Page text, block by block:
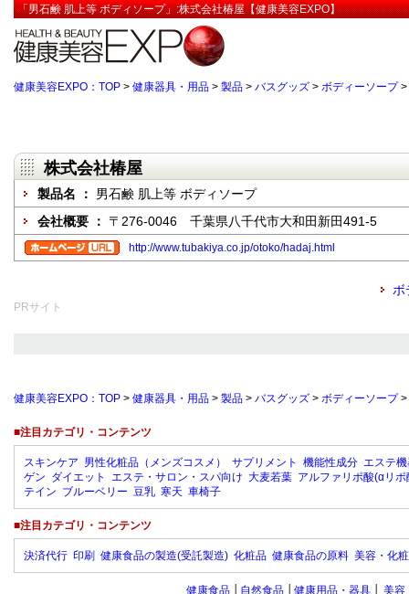
「男石鹸 肌上等 ボディソープ」:株式会社椿屋【健康美容EXPO】
健康美容EXPO：TOP > 健康器具・用品 > 製品 > バスグッズ > ボディーソープ>
株式会社椿屋
製品名 ： 男石鹸 肌上等 ボディソープ
会社概要 ： 〒276-0046 千葉県八千代市大和田新田491-5
http://www.tubakiya.co.jp/otoko/hadaj.html
ボ
PRサイト
健康美容EXPO：TOP > 健康器具・用品 > 製品 > バスグッズ > ボディーソープ>
■注目カテゴリ・コンテンツ
スキンケア 男性化粧品（メンズコスメ） サプリメント 機能性成分 エステ
ゲン ダイエット エステ・サロン・スパ向け 大麦若葉 アルファリポ酸(αリポ
テイン ブルーベリー 豆乳 寒天 車椅子
■注目カテゴリ・コンテンツ
決済代行 印刷 健康食品の製造(受託製造) 化粧品 健康食品の原料 美容・化
健康食品 自然食品 健康用品・器具 美容